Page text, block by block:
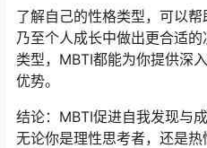
了解自己的性格类型，可以
乃至个人成长中做出更合适
类型，MBTI都能为你提供深
优势。
结论：MBTI促进自我发现与
无论你是理性思考者，还是